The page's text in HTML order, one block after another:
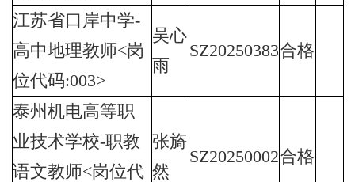
江苏省口岸中学-
高中地理教师<岗
位代码:003>
吴心
雨
SZ20250383合格
泰州机电高等职
业技术学校-职教
语文教师<岗位代
张旖
然
SZ20250002合格